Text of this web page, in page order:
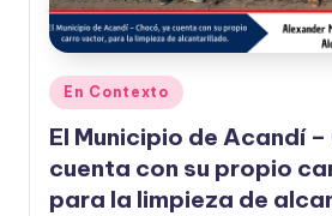
Publicado
en
En Contexto
El Municipio de Acandí
cuenta con su propio
para la limpieza de